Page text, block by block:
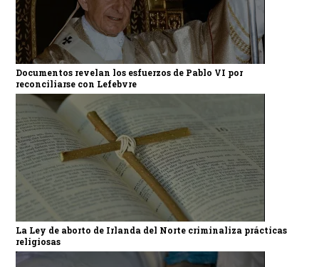
Documentos revelan los esfuerzos de Pablo VI por
reconciliarse con Lefebvre
La Ley de aborto de Irlanda del Norte criminaliza prácticas
religiosas